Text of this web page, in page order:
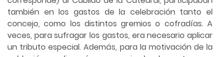
también en los gastos de la celebración tanto el
concejo, como los distintos gremios o cofradías. A
veces, para sufragar los gastos, era necesario aplicar
un tributo especial. Además, para la motivación de la